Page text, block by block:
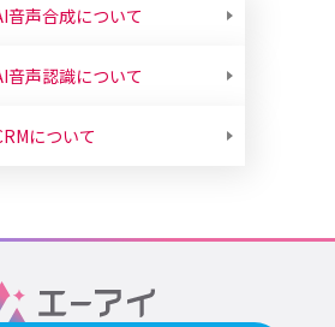
音声合成について
音声認識について
について